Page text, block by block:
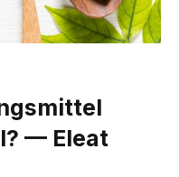
— Eleat